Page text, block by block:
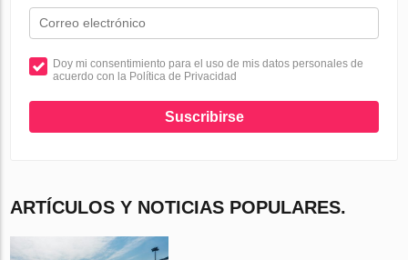
Doy mi consentimiento para el uso de mis datos personales de
acuerdo con la Política de Privacidad
Suscribirse
ARTÍCULOS Y NOTICIAS POPULARES.